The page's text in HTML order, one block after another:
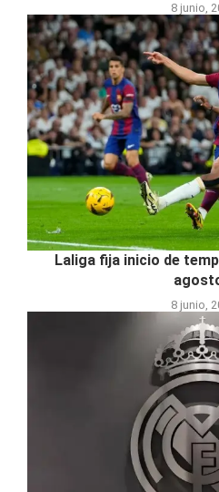
8 junio,
Laliga fija inicio de
8 junio,